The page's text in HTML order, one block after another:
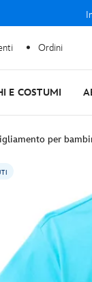
Ordini
E COSTUMI
per